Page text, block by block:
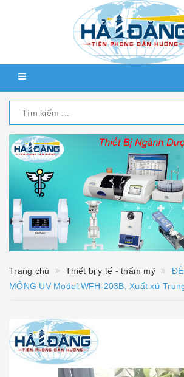
Trang chủ Thiết bị y tế - thẩm mỹ
MỎNG UV Model:WFH-203B, Xuất xứ